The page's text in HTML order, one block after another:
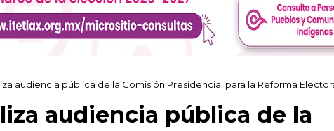
audiencia pública de la Comisión Presidencial para la Reforma
audiencia pública de la